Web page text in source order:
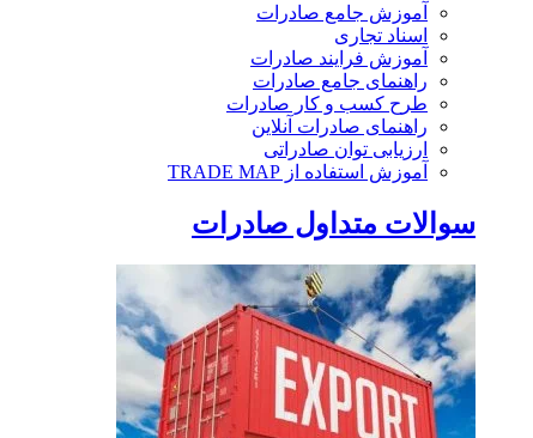
آموزش جامع صادرات
اسناد تجاری
آموزش فرایند صادرات
راهنمای جامع صادرات
طرح کسب و کار صادرات
راهنمای صادرات آنلاین
ارزیابی توان صادراتی
آموزش استفاده از TRADE MAP
سوالات متداول صادرات